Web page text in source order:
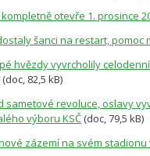
otevře 1. prosince
šanci na restart,
hvězdy vyvrcholily
(doc, 82,5 kB)
sametové revoluce, oslavy
výboru KSČ (doc, 79,5 kB)
zázemí na svém